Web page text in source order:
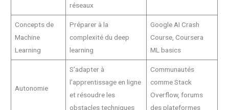
réseaux
Concepts de
Machine
Learning
Préparer à la
complexité du deep
learning
Google AI Crash
Course, Coursera
ML basics
Autonomie
S’adapter à
l’apprentissage en ligne
et résoudre les
obstacles techniques
Communautés
comme Stack
Overflow, forums
des plateformes